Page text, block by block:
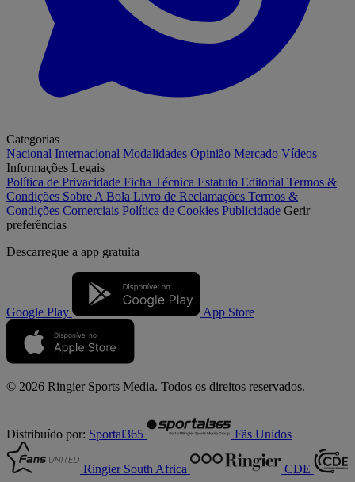
Categorias
Nacional Internacional Modalidades Opinião Mercado Vídeos
Informações Legais
Política de Privacidade Ficha Técnica Estatuto Editorial Termos &
Condições Sobre A Bola Livro de Reclamações Termos &
Condições Comerciais Política de Cookies Publicidade Gerir
preferências
Descarregue a app gratuita
Google Play App Store
© 2026 Ringier Sports Media. Todos os direitos reservados.
Distribuído por: Sportal365 Fãs Unidos
Ringier South Africa CDE